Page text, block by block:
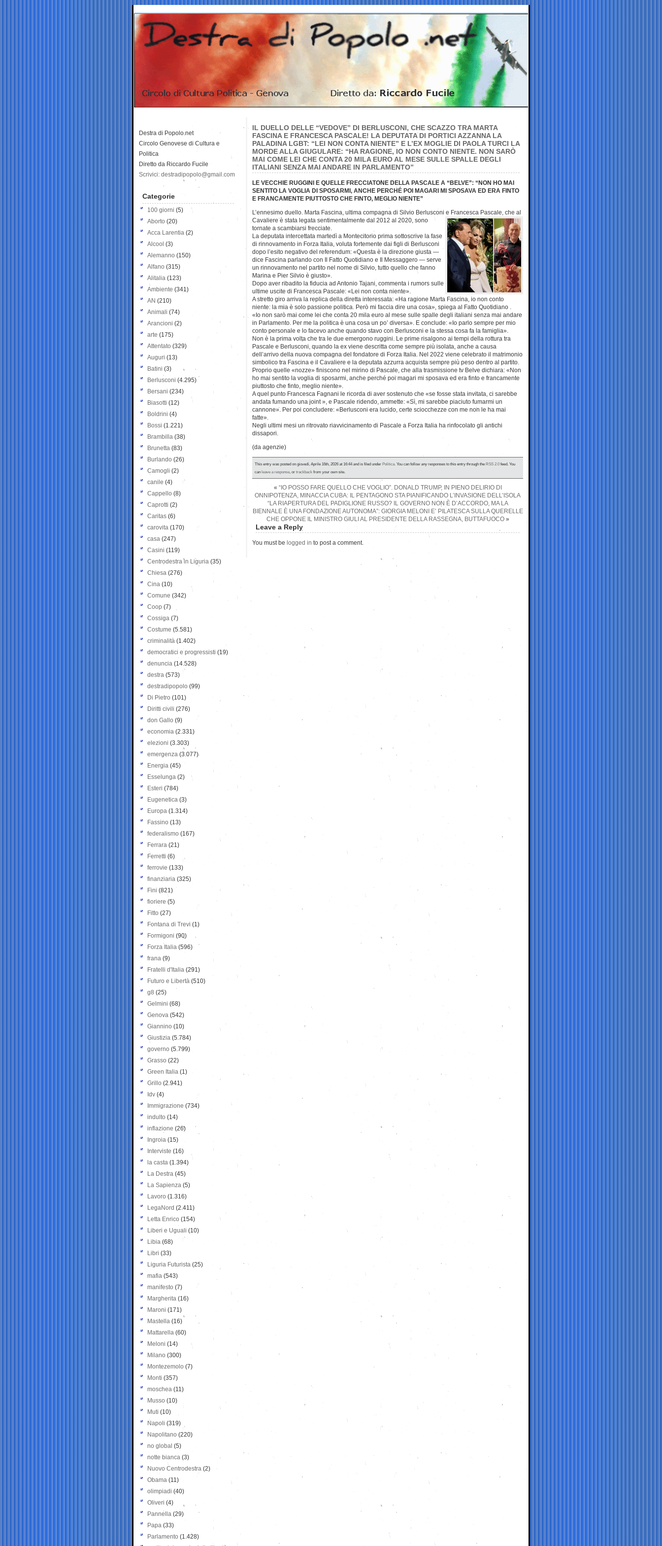
IL DUELLO DELLE “VEDOVE” DI BERLUSCONI, CHE SCAZZO TRA MARTA
FASCINA E FRANCESCA PASCALE! LA DEPUTATA DI PORTICI AZZANNA LA
PALADINA LGBT: “LEI NON CONTA NIENTE” E L’EX MOGLIE DI PAOLA TURCI LA
MORDE ALLA GIUGULARE: “HA RAGIONE, IO NON CONTO NIENTE. NON SARÒ
MAI COME LEI CHE CONTA 20 MILA EURO AL MESE SULLE SPALLE DEGLI
ITALIANI SENZA MAI ANDARE IN PARLAMENTO”
LE VECCHIE RUGGINI E QUELLE FRECCIATONE DELLA PASCALE A “BELVE”: “NON HO MAI
SENTITO LA VOGLIA DI SPOSARMI, ANCHE PERCHÉ POI MAGARI MI SPOSAVA ED ERA FINTO
E FRANCAMENTE PIUTTOSTO CHE FINTO, MEGLIO NIENTE”
L’ennesimo duello. Marta Fascina, ultima compagna di Silvio Berlusconi e Francesca Pascale, che al
Cavaliere è stata legata sentimentalmente dal 2012 al 2020, sono
tornate a scambiarsi frecciate.
La deputata intercettata martedì a Montecitorio prima sottoscrive la fase
di rinnovamento in Forza Italia, voluta fortemente dai figli di Berlusconi
dopo l’esito negativo del referendum: «Questa è la direzione giusta —
dice Fascina parlando con Il Fatto Quotidiano e Il Messaggero — serve
un rinnovamento nel partito nel nome di Silvio, tutto quello che fanno
Marina e Pier Silvio è giusto».
Dopo aver ribadito la fiducia ad Antonio Tajani, commenta i rumors sulle
ultime uscite di Francesca Pascale: «Lei non conta niente».
A stretto giro arriva la replica della diretta interessata: «Ha ragione Marta Fascina, io non conto
niente: la mia è solo passione politica. Però mi faccia dire una cosa», spiega al Fatto Quotidiano .
«Io non sarò mai come lei che conta 20 mila euro al mese sulle spalle degli italiani senza mai andare
in Parlamento. Per me la politica è una cosa un po’ diversa». E conclude: «Io parlo sempre per mio
conto personale e lo facevo anche quando stavo con Berlusconi e la stessa cosa fa la famiglia».
Non è la prima volta che tra le due emergono ruggini. Le prime risalgono ai tempi della rottura tra
Pascale e Berlusconi, quando la ex viene descritta come sempre più isolata, anche a causa
dell’arrivo della nuova compagna del fondatore di Forza Italia. Nel 2022 viene celebrato il matrimonio
simbolico tra Fascina e il Cavaliere e la deputata azzurra acquista sempre più peso dentro al partito.
Proprio quelle «nozze» finiscono nel mirino di Pascale, che alla trasmissione tv Belve dichiara: «Non
ho mai sentito la voglia di sposarmi, anche perché poi magari mi sposava ed era finto e francamente
piuttosto che finto, meglio niente».
A quel punto Francesca Fagnani le ricorda di aver sostenuto che «se fosse stata invitata, ci sarebbe
andata fumando una joint », e Pascale ridendo, ammette: «Sì, mi sarebbe piaciuto fumarmi un
cannone». Per poi concludere: «Berlusconi era lucido, certe sciocchezze con me non le ha mai
fatte».
Negli ultimi mesi un ritrovato riavvicinamento di Pascale a Forza Italia ha rinfocolato gli antichi
dissapori.
(da agenzie)
This entry was posted on giovedì, Aprile 16th, 2026 at 16:44 and is filed underPolitica. You can follow any responses to this entry through theRSS 2.0feed. You
canleave a response, ortrackbackfrom your own site.
« “IO POSSO FARE QUELLO CHE VOGLIO”. DONALD TRUMP, IN PIENO DELIRIO DI
ONNIPOTENZA, MINACCIA CUBA: IL PENTAGONO STA PIANIFICANDO L’INVASIONE DELL’ISOLA
“LA RIAPERTURA DEL PADIGLIONE RUSSO? IL GOVERNO NON È D’ACCORDO, MA LA
BIENNALE È UNA FONDAZIONE AUTONOMA”: GIORGIA MELONI E’ PILATESCA SULLA QUERELLE
CHE OPPONE IL MINISTRO GIULI AL PRESIDENTE DELLA RASSEGNA, BUTTAFUOCO»
Leave a Reply
You must be logged in to post a comment.
Destra di Popolo.net
Circolo Genovese di Cultura e
Politica
Diretto da Riccardo Fucile
Scrivici: destradipopolo@gmail.com
Categorie
100 giorni (5)
Aborto (20)
Acca Larentia (2)
Alcool (3)
Alemanno (150)
Alfano (315)
Alitalia (123)
Ambiente (341)
AN (210)
Animali (74)
Arancioni (2)
arte (175)
Attentato (329)
Auguri (13)
Batini (3)
Berlusconi (4.295)
Bersani (234)
Biasotti (12)
Boldrini (4)
Bossi (1.221)
Brambilla (38)
Brunetta (83)
Burlando (26)
Camogli (2)
canile (4)
Cappello (8)
Caprotti (2)
Caritas (6)
carovita (170)
casa (247)
Casini (119)
Centrodestra in Liguria (35)
Chiesa (276)
Cina (10)
Comune (342)
Coop (7)
Cossiga (7)
Costume (5.581)
criminalità (1.402)
democratici e progressisti (19)
denuncia (14.528)
destra (573)
destradipopolo (99)
Di Pietro (101)
Diritti civili (276)
don Gallo (9)
economia (2.331)
elezioni (3.303)
emergenza (3.077)
Energia (45)
Esselunga (2)
Esteri (784)
Eugenetica (3)
Europa (1.314)
Fassino (13)
federalismo (167)
Ferrara (21)
Ferretti (6)
ferrovie (133)
finanziaria (325)
Fini (821)
fioriere (5)
Fitto (27)
Fontana di Trevi (1)
Formigoni (90)
Forza Italia (596)
frana (9)
Fratelli d'Italia (291)
Futuro e Libertà (510)
g8 (25)
Gelmini (68)
Genova (542)
Giannino (10)
Giustizia (5.784)
governo (5.799)
Grasso (22)
Green Italia (1)
Grillo (2.941)
Idv (4)
Immigrazione (734)
indulto (14)
inflazione (26)
Ingroia (15)
Interviste (16)
la casta (1.394)
La Destra (45)
La Sapienza (5)
Lavoro (1.316)
LegaNord (2.411)
Letta Enrico (154)
Liberi e Uguali (10)
Libia (68)
Libri (33)
Liguria Futurista (25)
mafia (543)
manifesto (7)
Margherita (16)
Maroni (171)
Mastella (16)
Mattarella (60)
Meloni (14)
Milano (300)
Montezemolo (7)
Monti (357)
moschea (11)
Musso (10)
Muti (10)
Napoli (319)
Napolitano (220)
no global (5)
notte bianca (3)
Nuovo Centrodestra (2)
Obama (11)
olimpiadi (40)
Oliveri (4)
Pannella (29)
Papa (33)
Parlamento (1.428)